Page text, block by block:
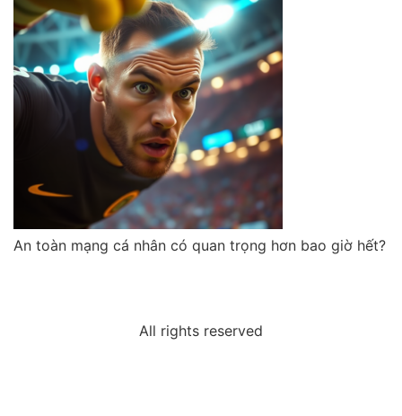
An toàn mạng cá nhân có quan trọng hơn bao giờ hết?
All rights reserved